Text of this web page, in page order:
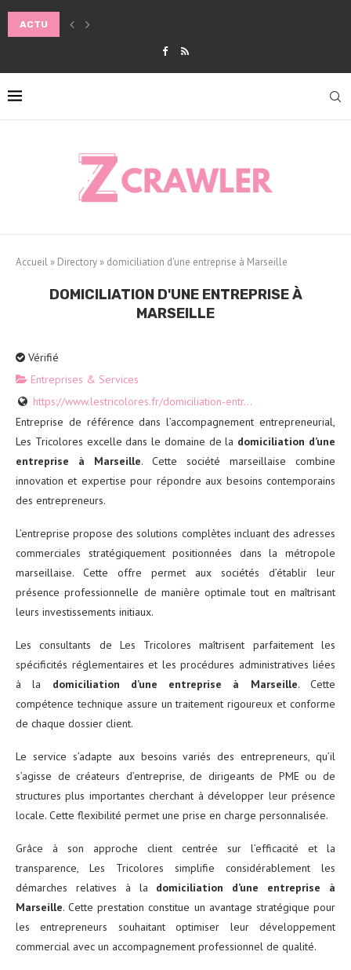
ACTU
COMMENT ADAPTER SA ROUTINE BEAUTÉ AUX CHANGEMENTS DE
Accueil » Directory » domiciliation d'une entreprise à Marseille
DOMICILIATION D'UNE ENTREPRISE À
MARSEILLE
Vérifié
Entreprises & Services
https://www.lestricolores.fr/domiciliation-entr...
Entreprise de référence dans l’accompagnement entrepreneurial,
Les Tricolores excelle dans le domaine de la domiciliation d’une
entreprise à Marseille. Cette société marseillaise combine
innovation et expertise pour répondre aux besoins contemporains
des entrepreneurs.
L’entreprise propose des solutions complètes incluant des adresses
commerciales stratégiquement positionnées dans la métropole
marseillaise. Cette offre permet aux sociétés d’établir leur
présence professionnelle de manière optimale tout en maîtrisant
leurs investissements initiaux.
Les consultants de Les Tricolores maîtrisent parfaitement les
spécificités réglementaires et les procédures administratives liées
à la domiciliation d’une entreprise à Marseille. Cette
compétence technique assure un traitement rigoureux et conforme
de chaque dossier client.
Le service s’adapte aux besoins variés des entrepreneurs, qu’il
s’agisse de créateurs d’entreprise, de dirigeants de PME ou de
structures plus importantes cherchant à développer leur présence
locale. Cette flexibilité permet une prise en charge personnalisée.
Grâce à son approche client centrée sur l’efficacité et la
transparence, Les Tricolores simplifie considérablement les
démarches relatives à la domiciliation d’une entreprise à
Marseille. Cette prestation constitue un avantage stratégique pour
les entrepreneurs souhaitant optimiser leur développement
commercial avec un accompagnement professionnel de qualité.